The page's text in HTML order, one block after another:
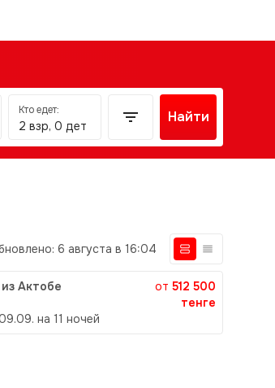
Кто едет:
2 взр, 0 дет
Найти
6 августа в 16:04
из Актобе от 512 500
тенге
на 11 ночей